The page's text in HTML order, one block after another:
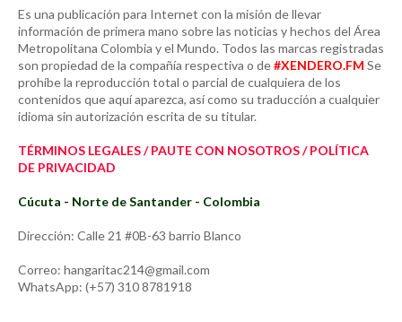
Es una publicación para Internet con la misión de llevar
información de primera mano sobre las noticias y hechos del Área
Metropolitana Colombia y el Mundo. Todos las marcas registradas
son propiedad de la compañía respectiva o de#XENDERO.FM Se
prohíbe la reproducción total o parcial de cualquiera de los
contenidos que aquí aparezca, así como su traducción a cualquier
idioma sin autorización escrita de su titular.
TÉRMINOS LEGALES / PAUTE CON NOSOTROS / POLÍTICA
DE PRIVACIDAD
Cúcuta - Norte de Santander - Colombia
Dirección: Calle 21 #0B-63 barrio Blanco
Correo: hangaritac214@gmail.com
WhatsApp: (+57) 310 8781918